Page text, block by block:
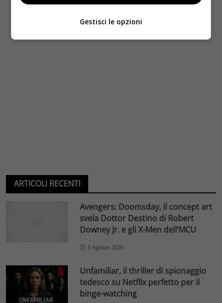
ARTICOLI RECENTI
Avengers: Doomsday, il concept art
svela Dottor Destino di Robert
Downey Jr. e gli X-Men dell’MCU
5 Agosto 2026
Unfamiliar, il thriller di spionaggio
tedesco su Netflix perfetto per il
binge-watching
Gestisci le opzioni